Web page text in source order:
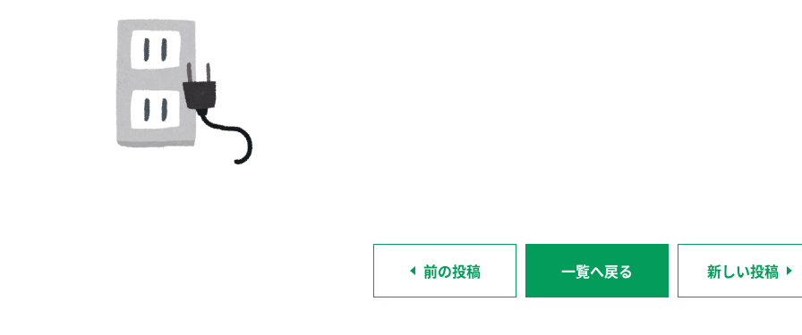
前の投稿 一覧へ戻る 新しい投稿